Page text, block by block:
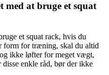
med at bruge et squat
et squat rack, hvis du
form for træning, skal du altid
ikke løfter for meget vægt,
enkle råd, bør der ikke